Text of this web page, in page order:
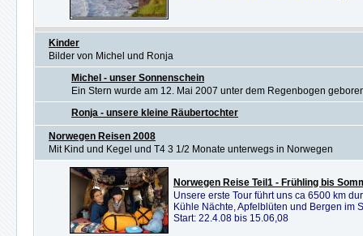
Kinder
Bilder von Michel und Ronja
Michel - unser Sonnenschein
Ein Stern wurde am 12. Mai 2007 unter dem Regenbogen
Ronja - unsere kleine Räubertochter
Norwegen Reisen 2008
Mit Kind und Kegel und T4 3 1/2 Monate unterwegs in Norwegen
Norwegen Reise Teil1 - Frühling bis
Unsere erste Tour führt uns ca 6500 km
Kühle Nächte, Apfelblüten und Bergen im
Start: 22.4.08 bis 15.06,08